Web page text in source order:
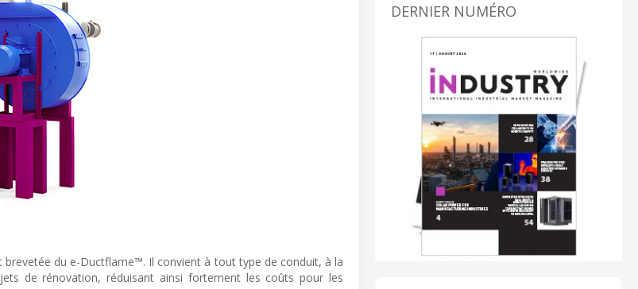
du e-Ductflame™. Il convient à tout type de conduit, à la
de rénovation, réduisant ainsi fortement les coûts pour les
DERNIER NUMÉRO